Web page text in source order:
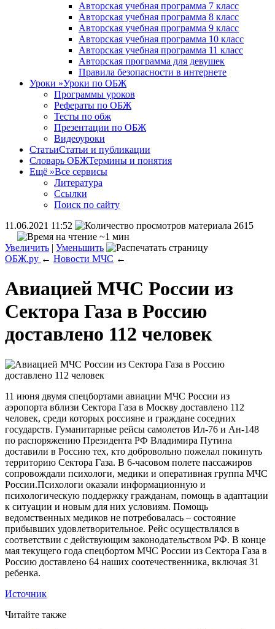
Авторская учебная программа 7 класс
Авторская учебная программа 8 класс
Авторская учебная программа 9 класс
Авторская учебная программа 10 класс
Авторская учебная программа 11 класс
Авторская программа для девушек
Правила безопасности в интернете
Уроки »Уроки по ОБЖ
Программы уроков
Рефераты по ОБЖ
Тесты по обж
Презентации по ОБЖ
Видеоуроки
СтатьиСтатьи и публикации
Словарь ОБЖТермины и понятия
Ещё »Все сервисы
Литература
Ссылки
Поиск по сайту
11.06.2021 11:52
2615
~1 мин
Увеличить | Уменьшить
ОБЖ.ру ← Новости МЧС ←
Авиацией МЧС России из
Сектора Газа в Россию
доставлено 112 человек
11 июня двумя спецбортами авиации МЧС России из
аэропорта вблизи Сектора Газа в Москву доставлено 112
человек, среди которых россияне и граждане соседних
государств. Гуманитарные рейсы самолетов Ил-76 и Ан-148
по распоряжению Президента РФ Владимира Путина
доставили в Россию тех, кто добровольно пожелал покинуть
территорию Сектора Газа. В 6-часовом полете пассажиров
сопровождали психологи, медики и оперативная группа МЧС
России.Психологи оказали информационную и
психологическую поддержку гражданам, помощь в адаптации
к ситуации и новым для них условиям. Помощь
ведомственных медиков не потребовалась – состояние
прибывших удовлетворительное. Рейс осуществлялся в
соответствии с действующим законодательством РФ. В конце
мая текущего года спецбортом МЧС России из Сектора Газа в
Россию доставлено 64 наших соотечественника, включая 31
ребенка.
Источник
Читайте также